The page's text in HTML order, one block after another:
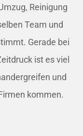
Reinigung
Team und
Gerade bei
ist es viel
und
kommen.